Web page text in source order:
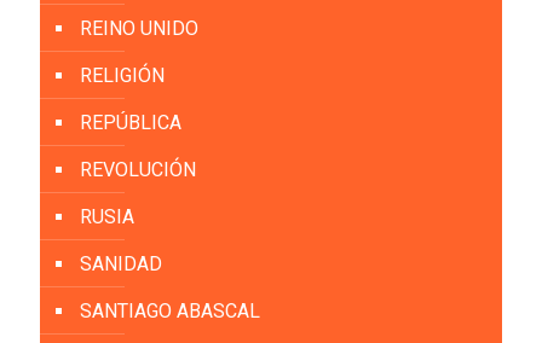
REINO UNIDO
RELIGIÓN
REPÚBLICA
REVOLUCIÓN
RUSIA
SANIDAD
SANTIAGO ABASCAL